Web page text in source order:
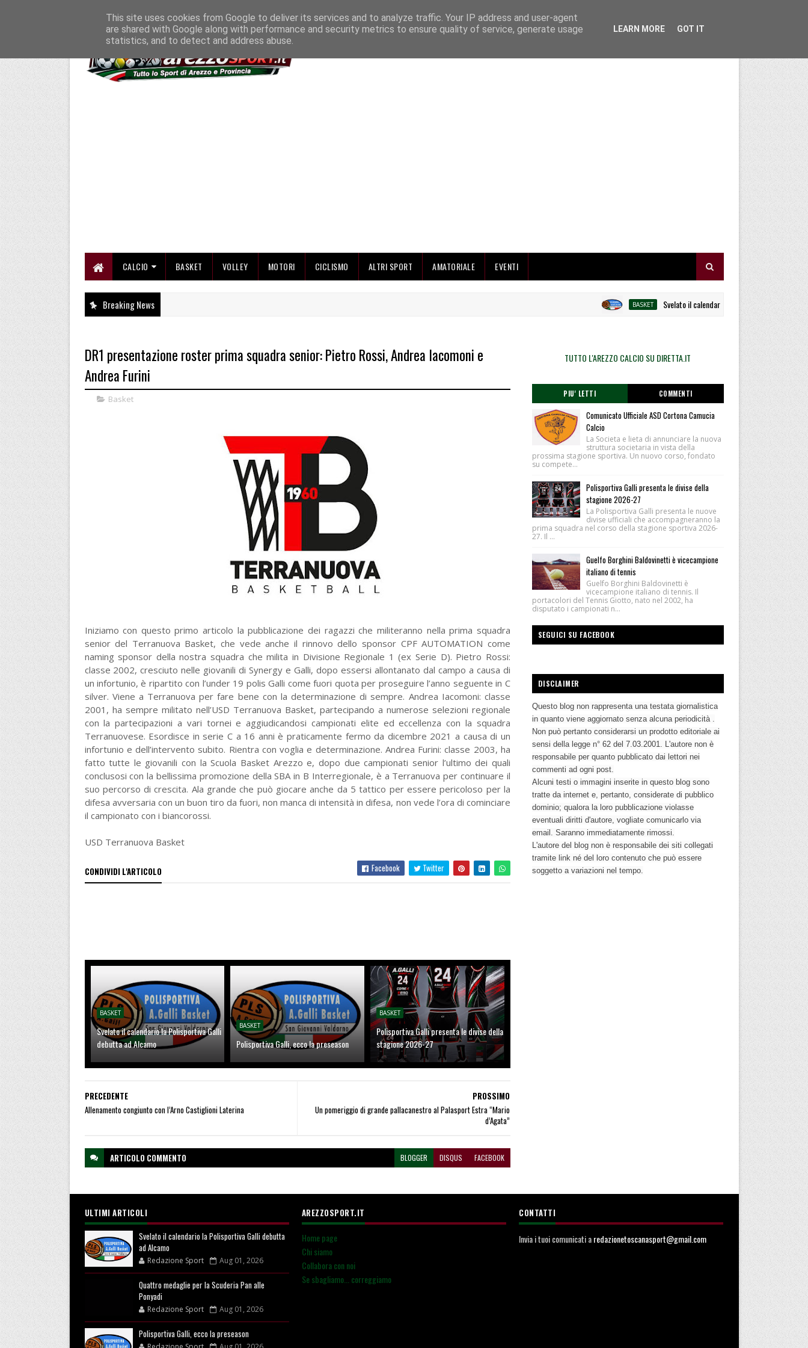
CALCIO BASKET VOLLEY MOTORI CICLISMO ALTRI SPORT AMATORIALE EVENTI
Breaking News BASKET Svelato il calendario la Polisportiva Galli debutta
DR1 presentazione roster prima squadra senior: Pietro Rossi, Andrea Iacomoni e
Andrea Furini
Basket
Iniziamo con questo primo articolo la pubblicazione dei ragazzi che militeranno nella prima squadra
senior del Terranuova Basket, che vede anche il rinnovo dello sponsor CPF AUTOMATION come
naming sponsor della nostra squadra che milita in Divisione Regionale 1 (ex Serie D). Pietro Rossi:
classe 2002, cresciuto nelle giovanili di Synergy e Galli, dopo essersi allontanato dal campo a causa di
un infortunio, è ripartito con l’under 19 polis Galli come fuori quota per proseguire l’anno seguente in C
silver. Viene a Terranuova per fare bene con la determinazione di sempre. Andrea Iacomoni: classe
2001, ha sempre militato nell’USD Terranuova Basket, partecipando a numerose selezioni regionale
con la partecipazioni a vari tornei e aggiudicandosi campionati elite ed eccellenza con la squadra
Terranuovese. Esordisce in serie C a 16 anni è praticamente fermo da dicembre 2021 a causa di un
infortunio e dell’intervento subito. Rientra con voglia e determinazione. Andrea Furini: classe 2003, ha
fatto tutte le giovanili con la Scuola Basket Arezzo e, dopo due campionati senior l’ultimo dei quali
conclusosi con la bellissima promozione della SBA in B Interregionale, è a Terranuova per continuare il
suo percorso di crescita. Ala grande che può giocare anche da 5 tattico per essere pericoloso per la
difesa avversaria con un buon tiro da fuori, non manca di intensità in difesa, non vede l’ora di cominciare
il campionato con i biancorossi.
USD Terranuova Basket
CONDIVIDI L'ARTICOLO Facebook Twitter
BASKET
Svelato il calendario la Polisportiva Galli
debutta ad Alcamo
BASKET
Polisportiva Galli, ecco la preseason
BASKET
Polisportiva Galli presenta le divise della
stagione 2026-27
PROSSIMO
Un pomeriggio di grande pallacanestro al Palasport Estra “Mario
d’Agata”
PRECEDENTE
Allenamento congiunto con l’Arno Castiglioni Laterina
ARTICOLO COMMENTO BLOGGER DISQUS FACEBOOK
TUTTO L'AREZZO CALCIO SU DIRETTA.IT
PIU' LETTI COMMENTI
Comunicato Ufficiale ASD Cortona Camucia
Calcio
La Societa e lieta di annunciare la nuova
struttura societaria in vista della
prossima stagione sportiva. Un nuovo corso, fondato
su compete...
Polisportiva Galli presenta le divise della
stagione 2026-27
La Polisportiva Galli presenta le nuove
divise ufficiali che accompagneranno la
prima squadra nel corso della stagione sportiva 2026-
27. Il ...
Guelfo Borghini Baldovinetti è vicecampione
italiano di tennis
Guelfo Borghini Baldovinetti è
vicecampione italiano di tennis. Il
portacolori del Tennis Giotto, nato nel 2002, ha
disputato i campionati n...
SEGUICI SU FACEBOOK
DISCLAIMER
Questo blog non rappresenta una testata giornalistica
in quanto viene aggiornato senza alcuna periodicità .
Non può pertanto considerarsi un prodotto editoriale ai
sensi della legge n° 62 del 7.03.2001. L'autore non è
responsabile per quanto pubblicato dai lettori nei
commenti ad ogni post.
Alcuni testi o immagini inserite in questo blog sono
tratte da internet e, pertanto, considerate di pubblico
dominio; qualora la loro pubblicazione violasse
eventuali diritti d'autore, vogliate comunicarlo via
email. Saranno immediatamente rimossi.
L'autore del blog non è responsabile dei siti collegati
tramite link né del loro contenuto che può essere
soggetto a variazioni nel tempo.
ULTIMI ARTICOLI
Svelato il calendario la Polisportiva Galli debutta
ad Alcamo
Redazione Sport Aug 01, 2026
Quattro medaglie per la Scuderia Pan alle
Ponyadi
Redazione Sport Aug 01, 2026
Polisportiva Galli, ecco la preseason
AREZZOSPORT.IT
Home page
Chi siamo
Collabora con noi
Se sbagliamo... correggiamo
CONTATTI
Invia i tuoi comunicati aredazionetoscanasport@gmail.com
This site uses cookies from Google to deliver its services and to analyze traffic. Your IP address and user-agent
are shared with Google along with performance and security metrics to ensure quality of service, generate usage
statistics, and to detect and address abuse.
LEARN MORE GOT IT